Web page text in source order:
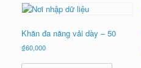
Khăn đa năng vải dày – 50
₫60,000